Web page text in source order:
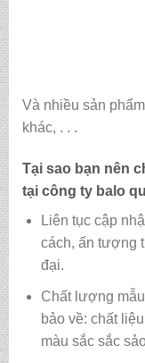
Và nhiều sản
khác, . . .
Tại sao bạn nên
tại công ty balo
Liên tục cập
cách, ấn tượng
đại.
Chất lượng
bảo về: chất
màu sắc sắc